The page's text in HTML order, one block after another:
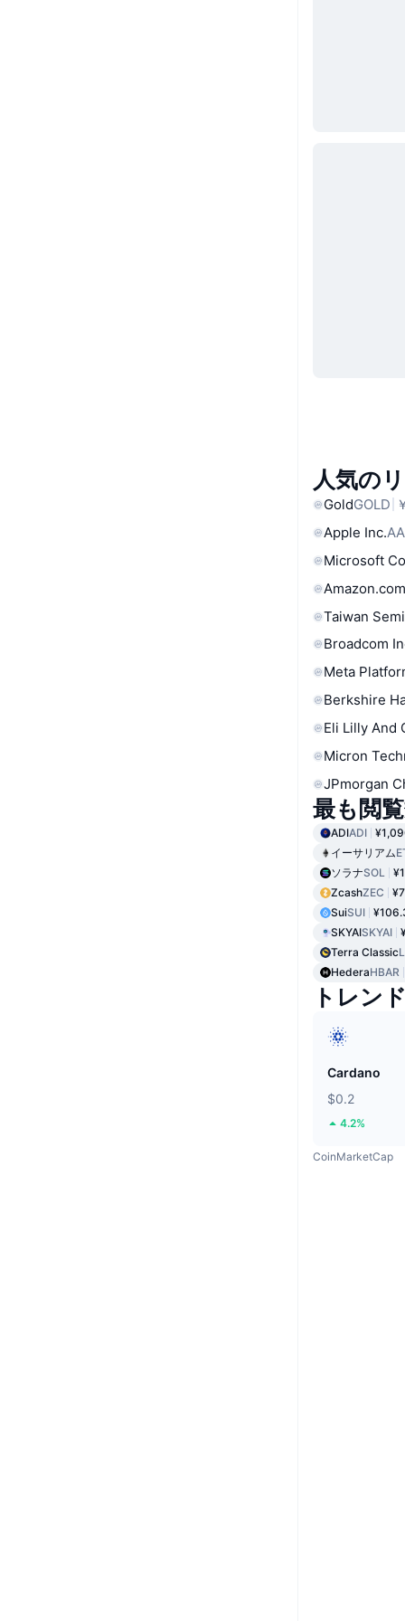
人気の
GoldGOLD
Apple Inc.
Microsoft
Taiwan
Broadcom
Meta
Berkshire
Eli Lilly And
Micron
JPmorgan
最も閲
ADIADI
イーサリアム
ソラナSOL
ZcashZEC
SuiSUI
SKYAISKYAI
Terra Classic
HederaHBAR
トレン
Cardano
$0.2
4.2%
CoinMarketCap